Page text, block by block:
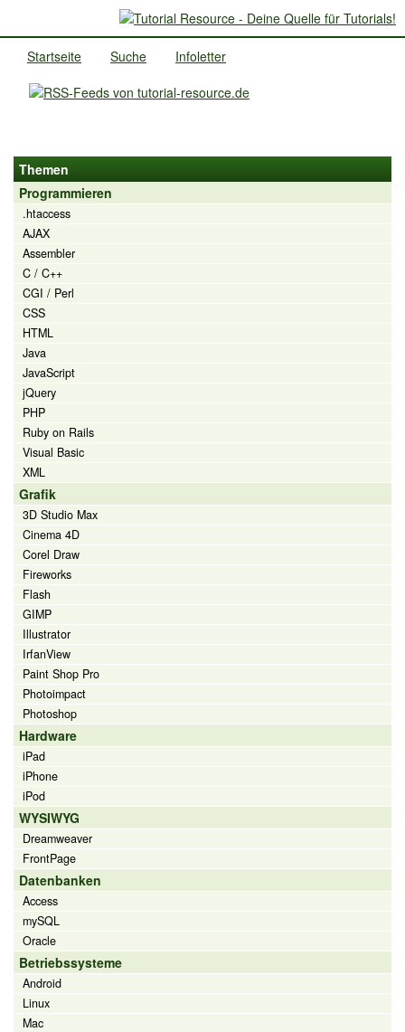
Startseite Suche Infoletter
Themen
Programmieren
.htaccess
AJAX
Assembler
C / C++
CGI / Perl
CSS
HTML
Java
JavaScript
jQuery
PHP
Ruby on Rails
Visual Basic
XML
Grafik
3D Studio Max
Cinema 4D
Corel Draw
Fireworks
Flash
GIMP
Illustrator
IrfanView
Paint Shop Pro
Photoimpact
Photoshop
Hardware
iPad
iPhone
iPod
WYSIWYG
Dreamweaver
FrontPage
Datenbanken
Access
mySQL
Oracle
Betriebssysteme
Android
Linux
Mac